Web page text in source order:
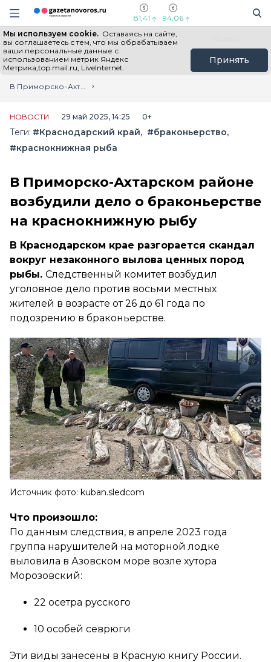
Информационный портал "ГазетаНоворос.ру"
Навигация сайта
81,41 94,06
Мы используем cookie. Оставаясь на сайте,
вы соглашаетесь с тем, что мы обрабатываем
ваши персональные данные с
использованием метрик Яндекс
Метрика,top.mail.ru, LiveInternet.
Принять
Все новости Новости России
Главная
Лента новостей
В Приморско-Ахтарском районе возбудили дело о браконьерстве на краснокнижную рыбу
НОВОСТИ 29 май 2025, 14:25 0+
Теги: #Краснодарский край
#браконьерство
#краснокнижная рыба
В Приморско-Ахтарском районе
возбудили дело о браконьерстве
на краснокнижную рыбу
В Краснодарском крае разгорается скандал
вокруг незаконного вылова ценных пород
рыбы. Следственный комитет возбудил
уголовное дело против восьми местных
жителей в возрасте от 26 до 61 года по
подозрению в браконьерстве.
Источник фото: kuban.sledcom
Что произошло:
По данным следствия, в апреле 2023 года
группа нарушителей на моторной лодке
выловила в Азовском море возле хутора
Морозовский:
22 осетра русского
10 особей севрюги
Эти виды занесены в Красную книгу России.